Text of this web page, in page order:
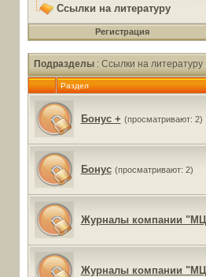
Ссылки на литературу
Регистрация
Подразделы: Ссылки на литературу
Раздел
Бонус + (просматривают: 2)
Бонус (просматривают: 2)
Журналы компании
Журналы компании